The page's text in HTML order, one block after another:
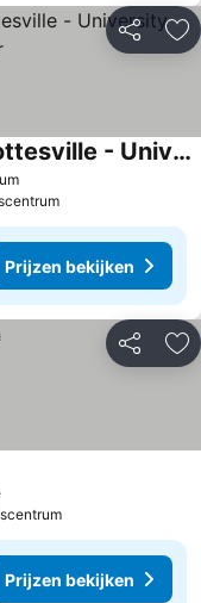
Delen
Courtyard by Marriott Charlottesville - University Medical Center
Prijzen bekijken
Delen
Prijzen bekijken